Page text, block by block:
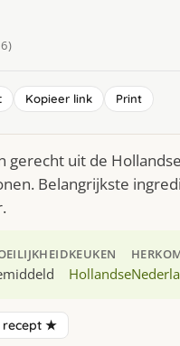
Kopieer link Print
gerecht uit de
Belangrijkste
KEUKEN
Hollandse
recept ★